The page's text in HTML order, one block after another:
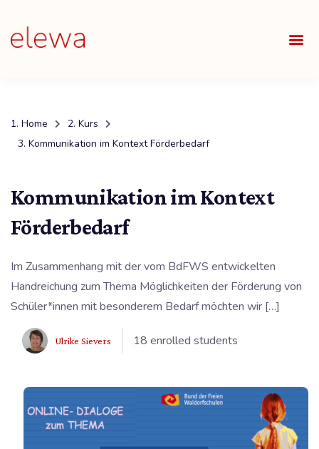
Home
Kurs
Kommunikation im Kontext Förderbedarf
Kommunikation im Kontext
Förderbedarf
Im Zusammenhang mit der vom BdFWS entwickelten
Handreichung zum Thema Möglichkeiten der Förderung von
Schüler*innen mit besonderem Bedarf möchten wir […]
Ulrike Sievers 18 enrolled students